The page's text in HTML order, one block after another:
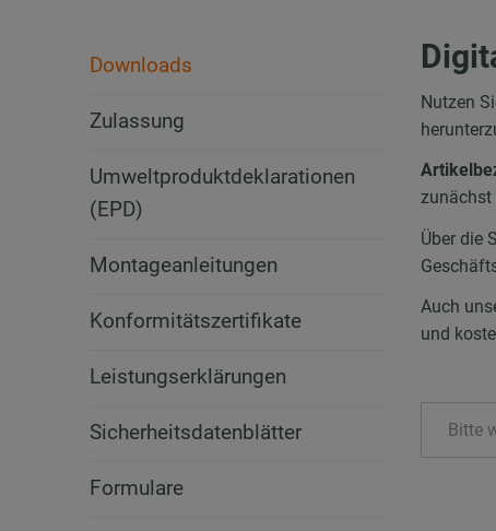
Downloads
Zulassung
Umweltproduktdeklarationen
(EPD)
Montageanleitungen
Konformitätszertifikate
Leistungserklärungen
Sicherheitsdatenblätter
Formulare
Nutzen
zunächst
Über die
Auch
und
Bitte